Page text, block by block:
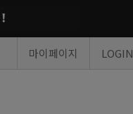
마이페이지 LOGIN